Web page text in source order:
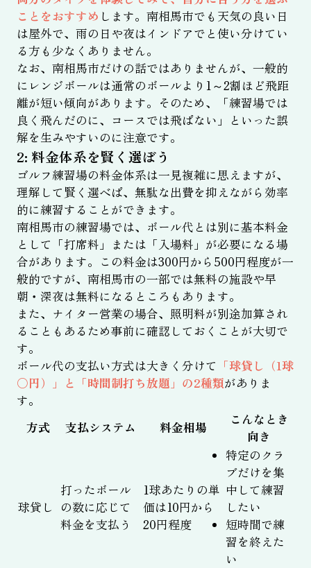
ことをおすすめ します。南相馬市でも天気の良い日
は屋外で、雨の日や夜はインドアでと使い分けてい
る方も少なくありません。
なお、南相馬市だけの話ではありませんが、一般的
にレンジボールは通常のボールより1～2割ほど飛距
離が短い傾向があります。そのため、「練習場では
良く飛んだのに、コースでは飛ばない」といった誤
解を生みやすいのに注意です。
2: 料金体系を賢く選ぼう
ゴルフ練習場の料金体系は一見複雑に思えますが、
理解して賢く選べば、無駄な出費を抑えながら効率
的に練習することができます。
南相馬市の練習場では、ボール代とは別に基本料金
として「打席料」または「入場料」が必要になる場
合があります。この料金は300円から500円程度が一
般的ですが、南相馬市の一部では無料の施設や早
朝・深夜は無料になるところもあります。
また、ナイター営業の場合、照明料が別途加算され
ることもあるため事前に確認しておくことが大切で
す。
ボール代の支払い方式は大きく分けて 「球貸し（1球
〇円）」と「時間制打ち放題」の2種類がありま
す。
方式
支払システム 料金相場
こんなとき
向き
球貸し
打ったボール
の数に応じて
料金を支払う
1球あたりの単
価は10円から
20円程度
特定のクラ
ブだけを集
中して練習
したい
短時間で練
習を終えた
い